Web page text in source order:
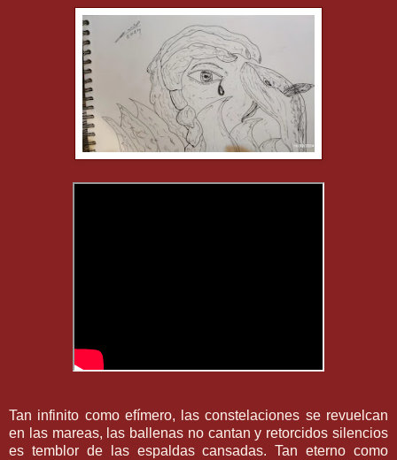
Tan infinito como efímero, las constelaciones se revuelcan
en las mareas, las ballenas no cantan y retorcidos silencios
es temblor de las espaldas cansadas. Tan eterno como